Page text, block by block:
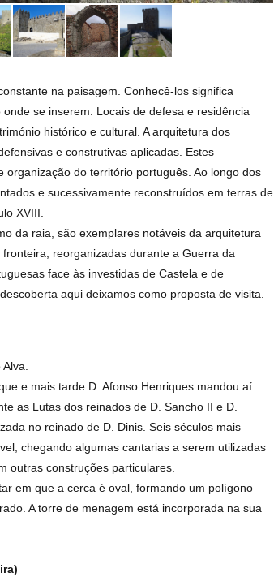
na paisagem. Conhecê-los significa
se inserem. Locais de defesa e residência
histórico e cultural. A arquitetura dos
e construtivas aplicadas. Estes
do território português. Ao longo dos
e sucessivamente reconstruídos em terras de
XVIII.
da raia, são exemplares notáveis da arquitetura
reorganizadas durante a Guerra da
face às investidas de Castela e de
aqui deixamos como proposta de visita.
e mais tarde D. Afonso Henriques mandou aí
as Lutas dos reinados de D. Sancho II e D.
no reinado de D. Dinis. Seis séculos mais
chegando algumas cantarias a serem utilizadas
outras construções particulares.
em que a cerca é oval, formando um polígono
A torre de menagem está incorporada na sua